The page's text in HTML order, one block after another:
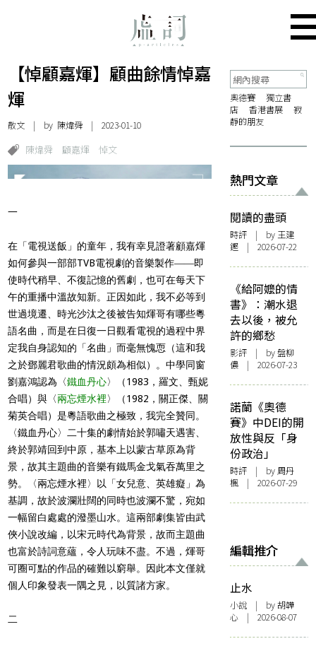
【悼顧嘉煇】顧曲餘情悼嘉
煇
散文 | by 陳煒舜 | 2023-01-10
陳煒舜 顧嘉煇 悼文
一
在「電視送飯」的童年，我有幸見證著顧嘉煇
如何參與一部部TVB電視劇的音樂製作――即
使時代稍早、不復記憶的舊劇，也可在每天下
午的重播中溫故知新。正因如此，我不必等到
世過境遷、時光沙汰之後被告知煇哥有哪些粵
語名曲，而是在日復一日觀看電視的過程中界
定我自身認知的「名曲」而毫無愧恧（這和我
之於鄧麗君歌曲的情況頗為相似）。中學同窗
劉嘉鴻認為〈鐵血丹心〉（1983，羅文、甄妮
合唱）與〈兩忘煙水裡〉（1982，關正傑、關
菊英合唱）是粵語歌曲之極致，我完全贊同。
〈鐵血丹心〉二十集的劇情始於郭嘯天遇害、
終於郭靖回到中原，基本上以蒙古草原為背
景，故其主題曲的音樂有鐵馬金戈氣吞萬里之
勢。〈兩忘煙水裡〉以「女兒意、英雄癡」為
基調，故於波瀾壯闊的同時也波瀾不驚，宛如
一幅留白處處的潑墨山水。這兩部劇集皆由武
俠小說改編，以宋元時代為背景，故而主題曲
也富於詩詞意蘊，令人玩味不盡。不過，煇哥
可圈可點的作品的確難以窮舉。因此本文僅就
個人印象發表一隅之見，以質諸方家。
二
奧德賽
獨立書
店
香港書展
寂
靜的朋友
熱門文章
閱讀的盡頭
時評 | by 王建
鏗 | 2026-07-22
《給阿嬤的情
書》：潮水退
去以後，被允
許的鄉愁
影評 | by 盤柳
儂 | 2026-07-23
諾蘭《奧德
賽》中DEI的開
放性與反「身
份政治」
時評 | by周丹
楓 | 2026-07-29
編輯推介
止水
小說 | by 胡韡
心 | 2026-08-07